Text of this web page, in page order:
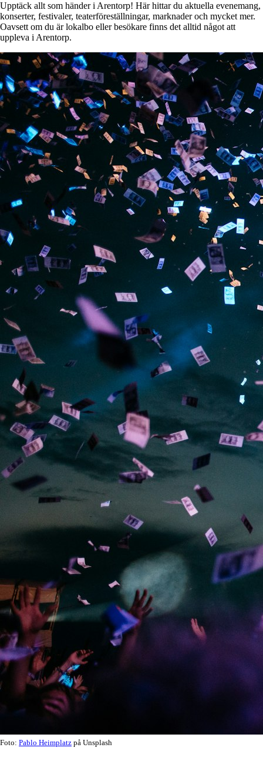
Upptäck allt som händer i Arentorp! Här hittar du aktuella evenemang,
konserter, festivaler, teaterföreställningar, marknader och mycket mer.
Oavsett om du är lokalbo eller besökare finns det alltid något att
uppleva i Arentorp.
Foto: Pablo Heimplatz på Unsplash